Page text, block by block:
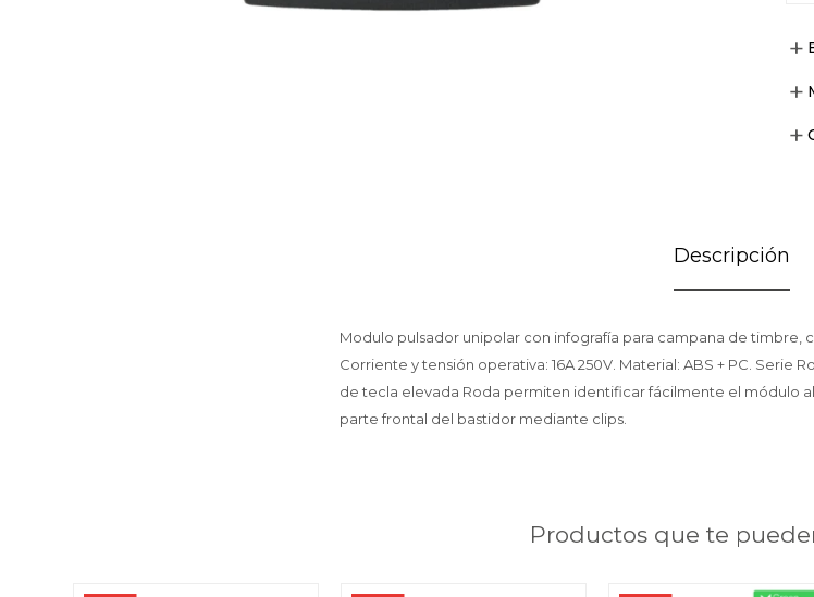
Descripción
Modulo pulsador unipolar con infografía para campana de timbre,
Corriente y tensión operativa: 16A 250V. Material: ABS + PC. Serie
de tecla elevada Roda permiten identificar fácilmente el módulo
parte frontal del bastidor mediante clips.
Productos que te